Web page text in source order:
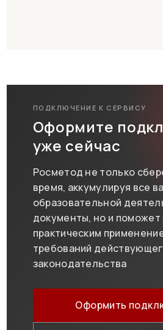
ПОДКЛЮЧЕНИЕ К СЕРВИСУ
Оформите
уже сейчас
Росметод не только
время, аккумулируя все
образовательной
документы, но и поможет
практическим
требований
законодательства
Оформить